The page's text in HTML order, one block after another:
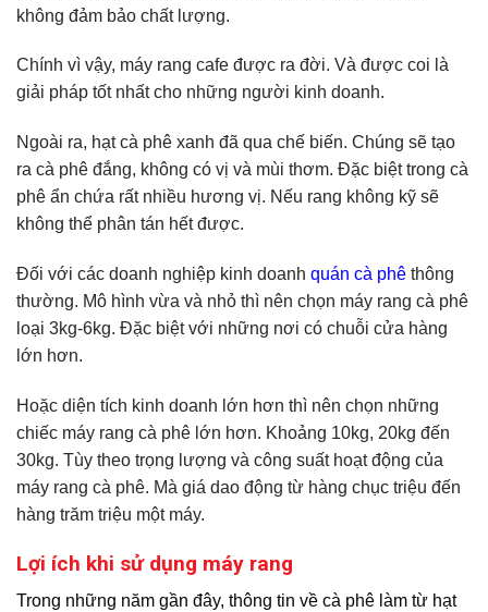
không đảm bảo chất lượng.
Chính vì vậy, máy rang cafe được ra đời. Và được coi là
giải pháp tốt nhất cho những người kinh doanh.
Ngoài ra, hạt cà phê xanh đã qua chế biến. Chúng sẽ tạo
ra cà phê đắng, không có vị và mùi thơm. Đặc biệt trong cà
phê ẩn chứa rất nhiều hương vị. Nếu rang không kỹ sẽ
không thể phân tán hết được.
Đối với các doanh nghiệp kinh doanh quán cà phê thông
thường. Mô hình vừa và nhỏ thì nên chọn máy rang cà phê
loại 3kg-6kg. Đặc biệt với những nơi có chuỗi cửa hàng
lớn hơn.
Hoặc diện tích kinh doanh lớn hơn thì nên chọn những
chiếc máy rang cà phê lớn hơn. Khoảng 10kg, 20kg đến
30kg. Tùy theo trọng lượng và công suất hoạt động của
máy rang cà phê. Mà giá dao động từ hàng chục triệu đến
hàng trăm triệu một máy.
Lợi ích khi sử dụng máy rang
Trong những năm gần đây, thông tin về cà phê làm từ hạt